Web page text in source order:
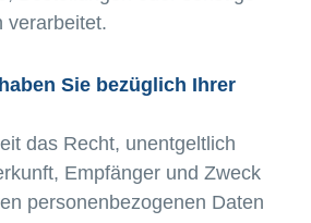
verarbeitet.
Sie bezüglich Ihrer
das Recht, unentgeltlich
Empfänger und Zweck
personenbezogenen Daten